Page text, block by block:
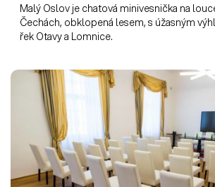
Malý Oslov je chatová minivesnička na
Čechách, obklopená lesem, s úžasným
řek Otavy a Lomnice.